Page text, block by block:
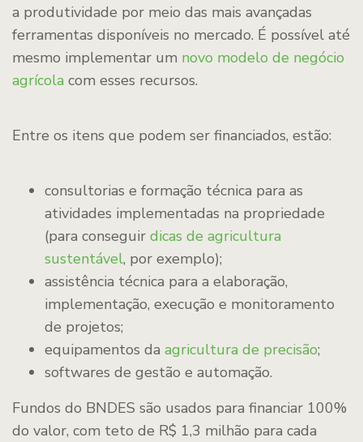
a produtividade por meio das mais avançadas
ferramentas disponíveis no mercado. É possível até
mesmo implementar um novo modelo de negócio
agrícola com esses recursos.
Entre os itens que podem ser financiados, estão:
consultorias e formação técnica para as
atividades implementadas na propriedade
(para conseguir dicas de agricultura
sustentável, por exemplo);
assistência técnica para a elaboração,
implementação, execução e monitoramento
de projetos;
equipamentos da agricultura de precisão;
softwares de gestão e automação.
Fundos do BNDES são usados para financiar 100%
do valor, com teto de R$ 1,3 milhão para cada